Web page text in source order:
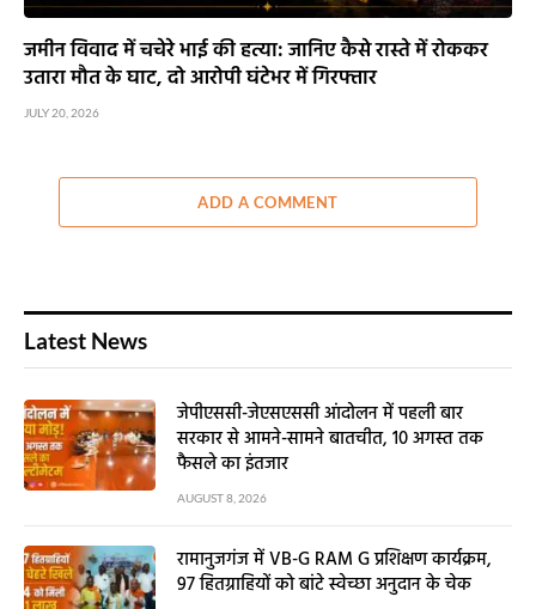
जमीन विवाद में चचेरे भाई की हत्या: जानिए कैसे रास्ते में रोककर
उतारा मौत के घाट, दो आरोपी घंटेभर में गिरफ्तार
JULY 20, 2026
ADD A COMMENT
Latest News
जेपीएससी-जेएसएससी आंदोलन में पहली बार
सरकार से आमने-सामने बातचीत, 10 अगस्त तक
फैसले का इंतजार
AUGUST 8, 2026
रामानुजगंज में VB-G RAM G प्रशिक्षण कार्यक्रम,
97 हितग्राहियों को बांटे स्वेच्छा अनुदान के चेक